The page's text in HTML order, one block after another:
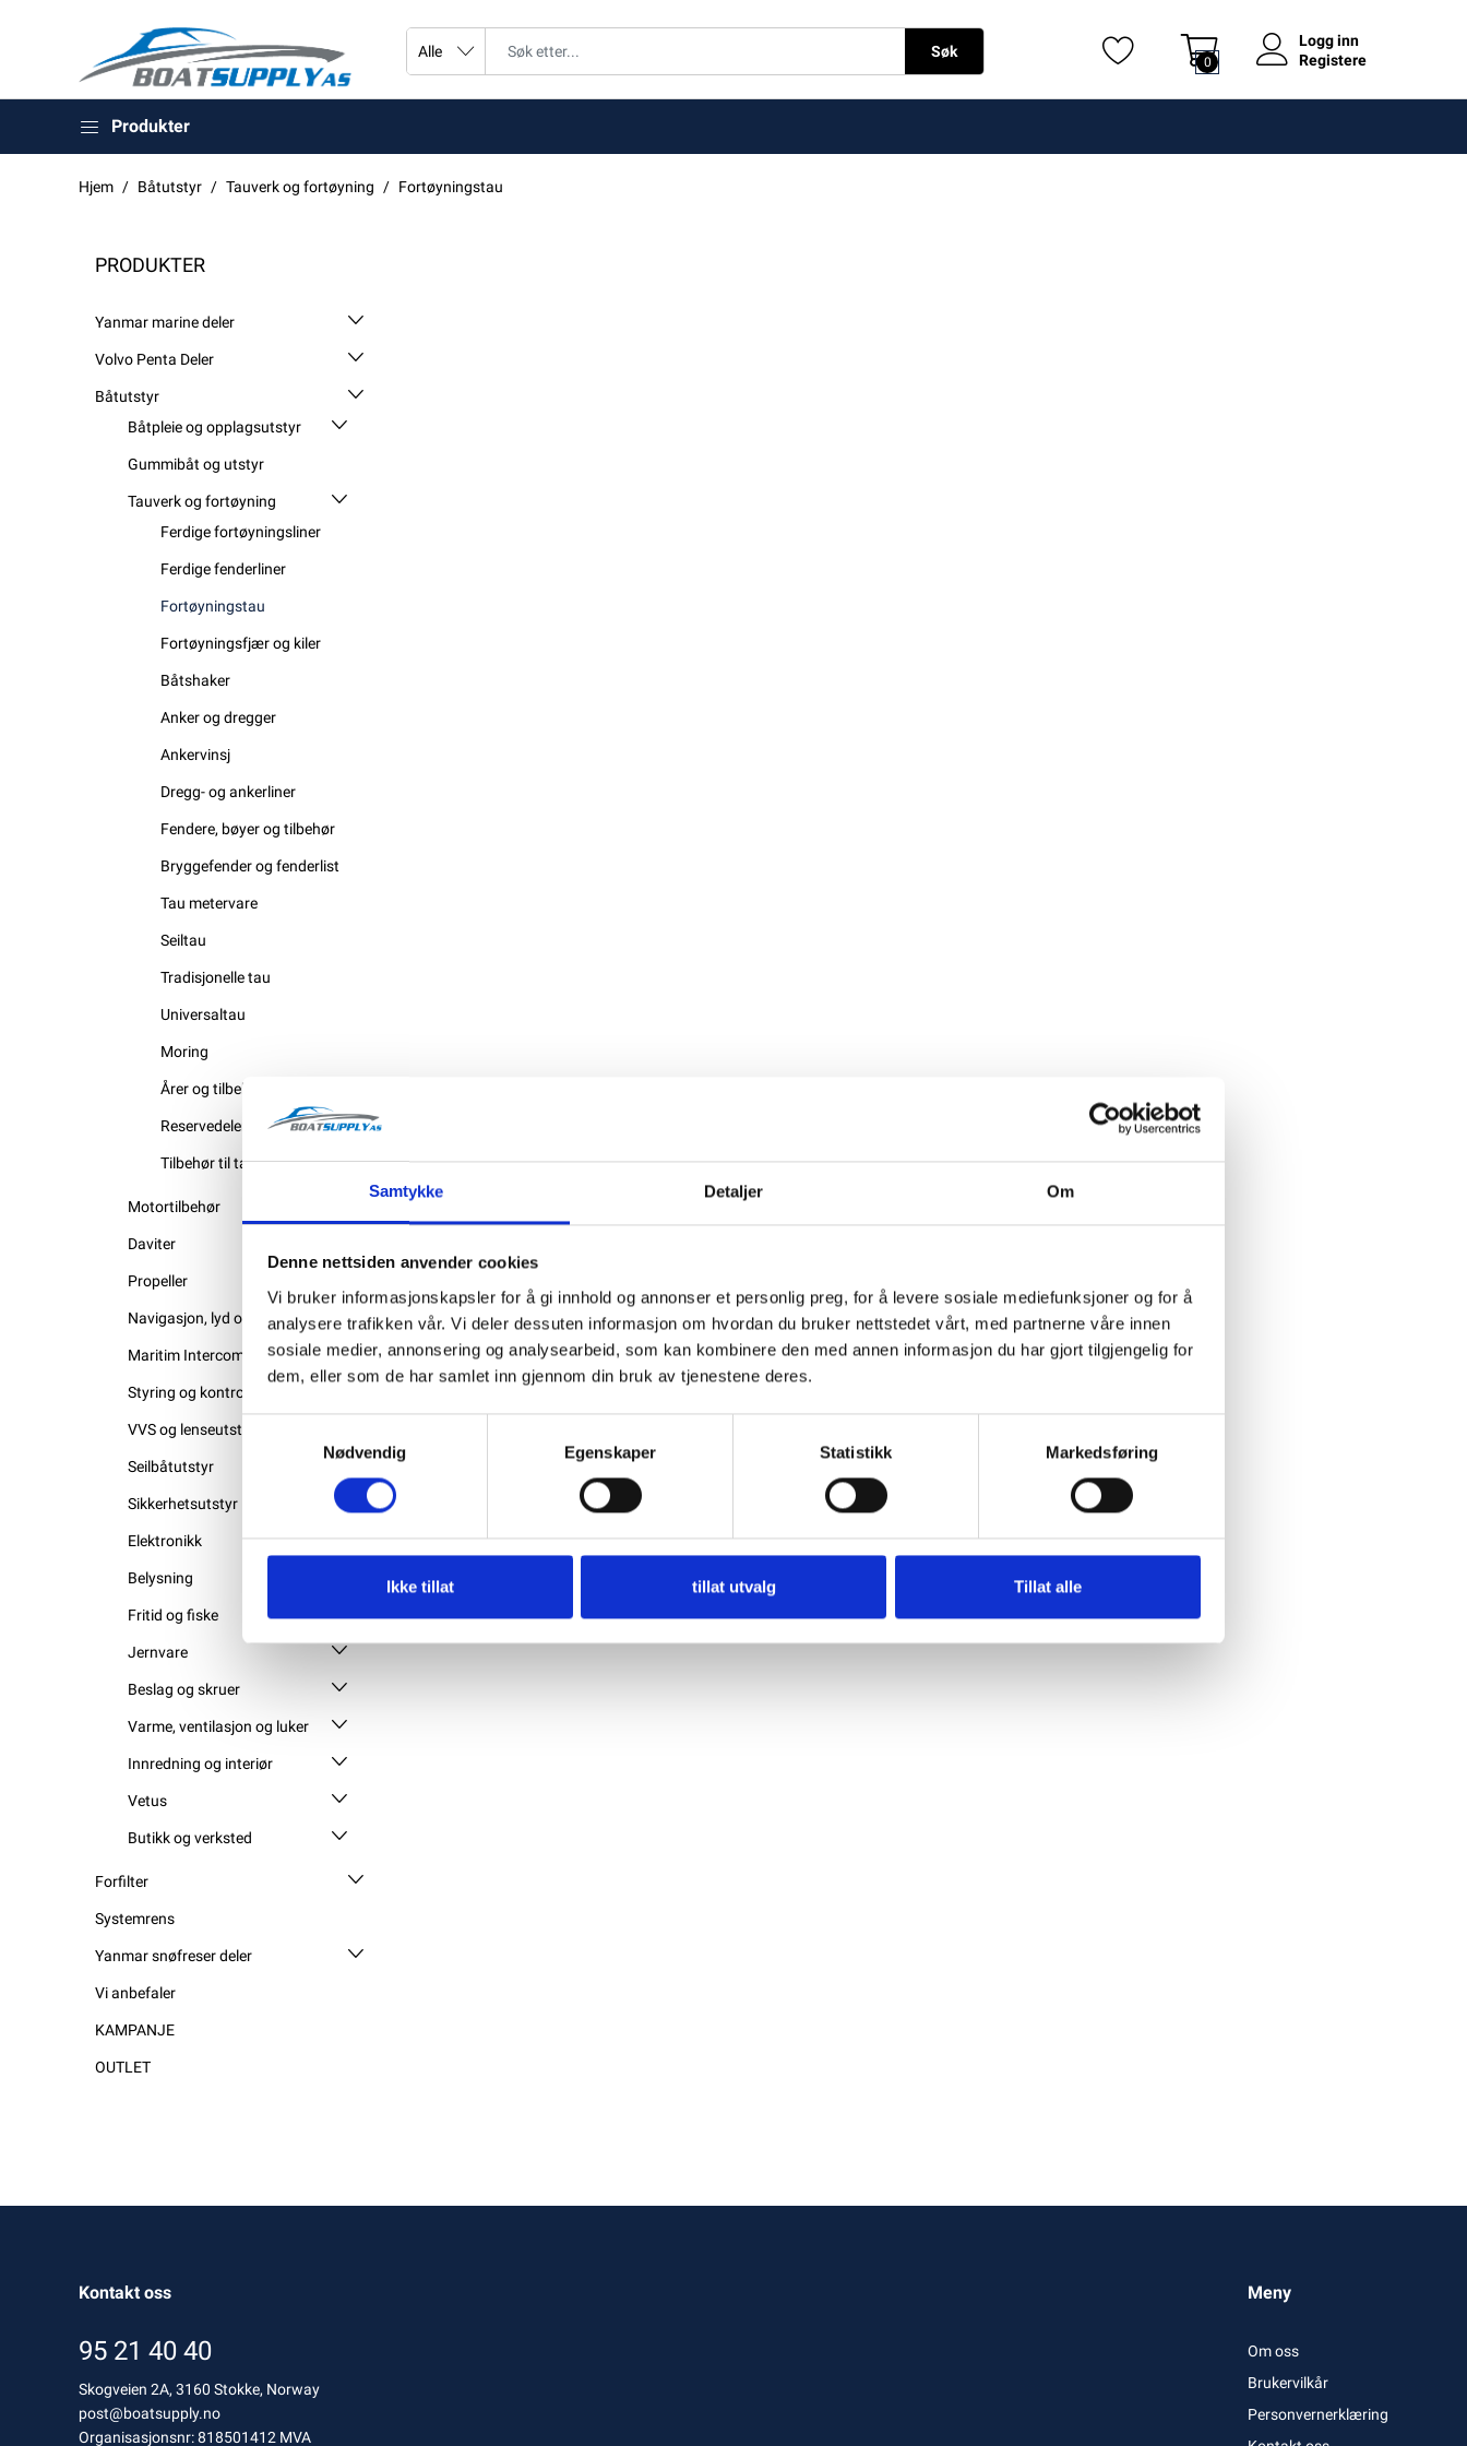
Samtykke Detaljer Om
Denne nettsiden anvender cookies
Vi bruker informasjonskapsler for å gi innhold og annonser et personlig preg, for å levere sosiale mediefunksjoner og for å
analysere trafikken vår. Vi deler dessuten informasjon om hvordan du bruker nettstedet vårt, med partnerne våre innen
sosiale medier, annonsering og analysearbeid, som kan kombinere den med annen informasjon du har gjort tilgjengelig for
dem, eller som de har samlet inn gjennom din bruk av tjenestene deres.
Nødvendig
Egenskaper Statistikk Markedsføring
Ikke tillat tillat utvalg Tillat alle
Søk
0
Logg inn
Registere
Produkter
Hjem Båtutstyr Tauverk og fortøyning Fortøyningstau
PRODUKTER
Yanmar marine deler
Volvo Penta Deler
Båtutstyr
Båtpleie og opplagsutstyr
Gummibåt og utstyr
Tauverk og fortøyning
Ferdige fortøyningsliner
Ferdige fenderliner
Fortøyningstau
Fortøyningsfjær og kiler
Båtshaker
Anker og dregger
Ankervinsj
Dregg- og ankerliner
Fendere, bøyer og tilbehør
Bryggefender og fenderlist
Tau metervare
Seiltau
Tradisjonelle tau
Universaltau
Moring
Årer og tilbehør
Reservedeler
Tilbehør til tau
Motortilbehør
Daviter
Propeller
Navigasjon, lyd og bilde
Maritim Intercom
Styring og kontrollutstyr
VVS og lenseutstyr
Seilbåtutstyr
Sikkerhetsutstyr
Elektronikk
Belysning
Fritid og fiske
Jernvare
Beslag og skruer
Varme, ventilasjon og luker
Innredning og interiør
Vetus
Butikk og verksted
Forfilter
Systemrens
Yanmar snøfreser deler
Vi anbefaler
KAMPANJE
OUTLET
Kontakt oss
95 21 40 40
Skogveien 2A, 3160 Stokke, Norway
post@boatsupply.no
Organisasjonsnr: 818501412 MVA
Meny
Om oss
Brukervilkår
Personvernerklæring